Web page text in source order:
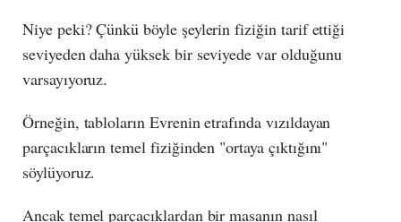
Niye peki? Çünkü böyle şeylerin fiziğin tarif ettiği
seviyeden daha yüksek bir seviyede var olduğunu
varsayıyoruz.
Örneğin, tabloların Evrenin etrafında vızıldayan
parçacıkların temel fiziğinden "ortaya çıktığını"
söylüyoruz.
Ancak temel parçacıklardan bir masanın nasıl